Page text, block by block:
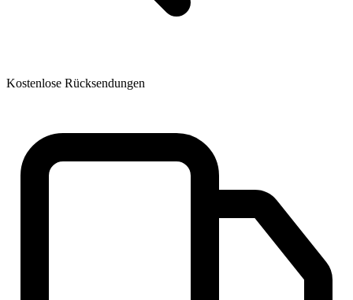
Kostenlose Rücksendungen